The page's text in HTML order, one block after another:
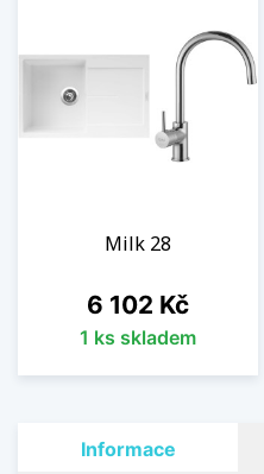
Milk 28
Cena
6 102 Kč
1 ks skladem
Informace